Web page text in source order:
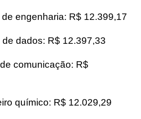
engenharia: R$ 12.399,17
de dados: R$ 12.397,33
comunicação: R$
químico: R$ 12.029,29